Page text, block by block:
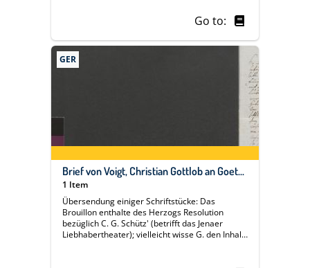
Go to:
GER
Brief von Voigt, Christian Gottlob an Goethe, Johann Wolfgang von, Weimar, 15. Dezember 1799
1 Item
Übersendung einiger Schriftstücke: Das
Brouillon enthalte des Herzogs Resolution
bezüglich C. G. Schütz' (betrifft das Jenaer
Liebhabertheater); vielleicht wisse G. den Inhalt